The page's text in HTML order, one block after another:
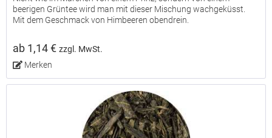
beerigen Grüntee wird man mit dieser Mischung wachgeküsst.
Mit dem Geschmack von Himbeeren obendrein.
ab 1,14 €zzgl. MwSt.
Merken